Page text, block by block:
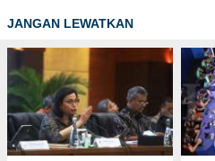
JANGAN LEWATKAN